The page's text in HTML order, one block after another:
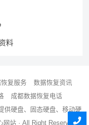
料
复服务
数据恢复资讯
成都数据恢复电话
供硬盘、固态硬盘、移动硬
网站 · All Right Reserved ·